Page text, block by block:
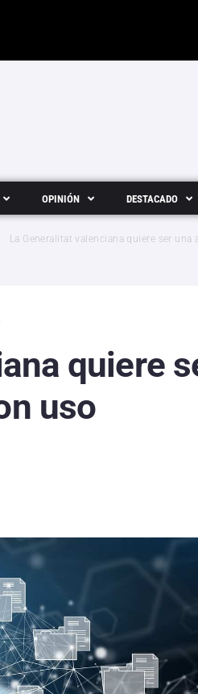
OPINIÓN DESTACADO
La Generalitat valenciana quiere ser
quiere
uso